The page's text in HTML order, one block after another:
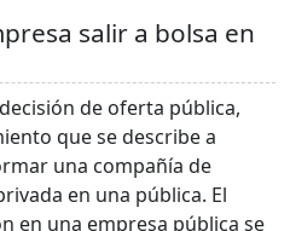
salir a bolsa en
de oferta pública,
que se describe a
una compañía de
en una pública. El
en una empresa pública se